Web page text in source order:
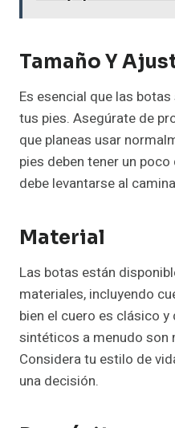
Tamaño Y
Es esencial que las
tus pies. Asegúrate de
que planeas usar
pies deben tener un
debe levantarse al
Material
Las botas están
materiales, incluyendo
bien el cuero es clásico
sintéticos a menudo son
Considera tu estilo de
una decisión.